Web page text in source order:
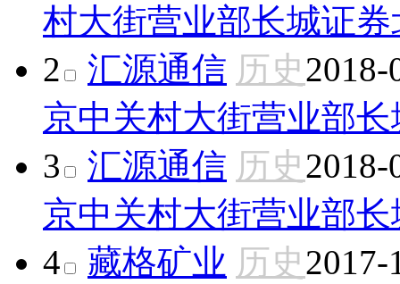
村大街营业部长城证
2
汇源通信 历史2018-
京中关村大街营业部长
3
汇源通信 历史2018-
京中关村大街营业部长
4
藏格矿业 历史2017-